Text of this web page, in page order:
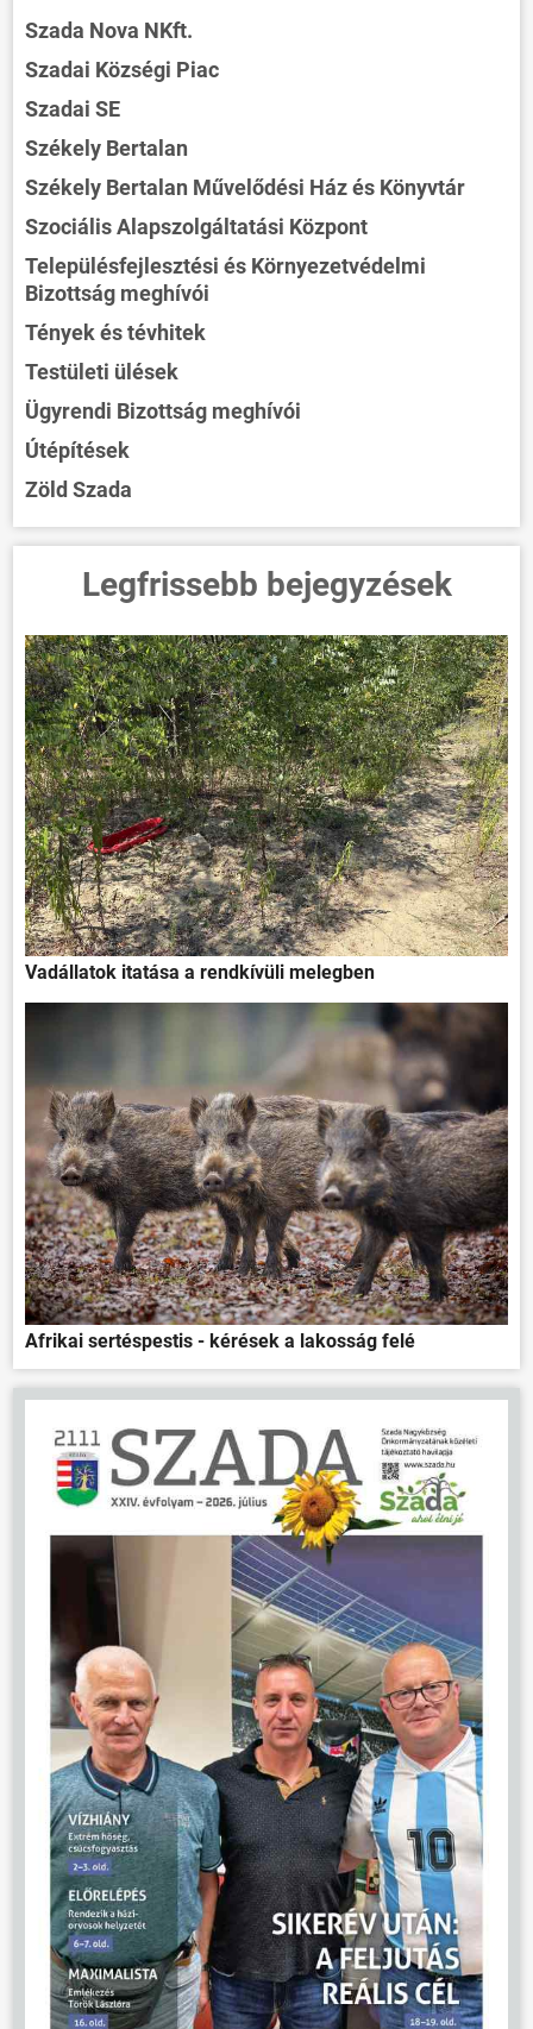
Szada Nova NKft.
Szadai Községi Piac
Szadai SE
Székely Bertalan
Székely Bertalan Művelődési Ház és Könyvtár
Szociális Alapszolgáltatási Központ
Településfejlesztési és Környezetvédelmi
Bizottság meghívói
Tények és tévhitek
Testületi ülések
Ügyrendi Bizottság meghívói
Útépítések
Zöld Szada
Legfrissebb bejegyzések
Vadállatok itatása a rendkívüli melegben
Afrikai sertéspestis - kérések a lakosság felé